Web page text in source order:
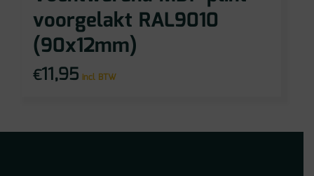
voorgelakt RAL9010
(90x12mm)
€11,95 incl BTW